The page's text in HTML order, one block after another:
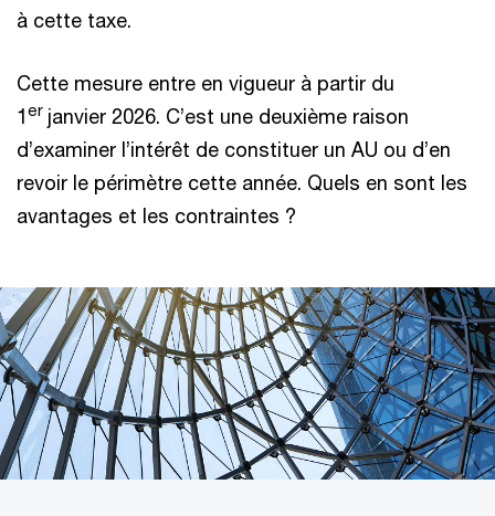
à cette taxe.
Cette mesure entre en vigueur à partir du
1er janvier 2026. C’est une deuxième raison
d’examiner l’intérêt de constituer un AU ou d’en
revoir le périmètre cette année. Quels en sont les
avantages et les contraintes ?